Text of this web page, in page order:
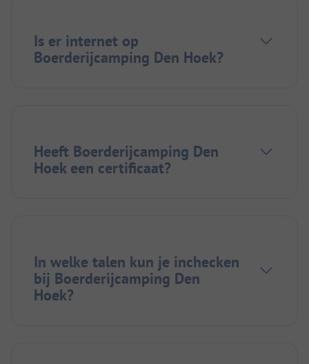
Is er internet op
Boerderijcamping Den Hoek?
Heeft Boerderijcamping Den
Hoek een certificaat?
In welke talen kun je inchecken
bij Boerderijcamping Den
Hoek?